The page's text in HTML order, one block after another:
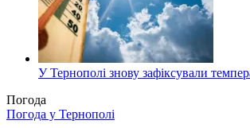
У Тернополі знову зафіксували
Погода
Погода у Тернополі